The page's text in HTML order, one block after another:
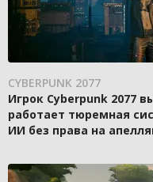
CYBERPUNK 2077
Игрок Cyberpunk 2077
работает тюремная
ИИ без права на